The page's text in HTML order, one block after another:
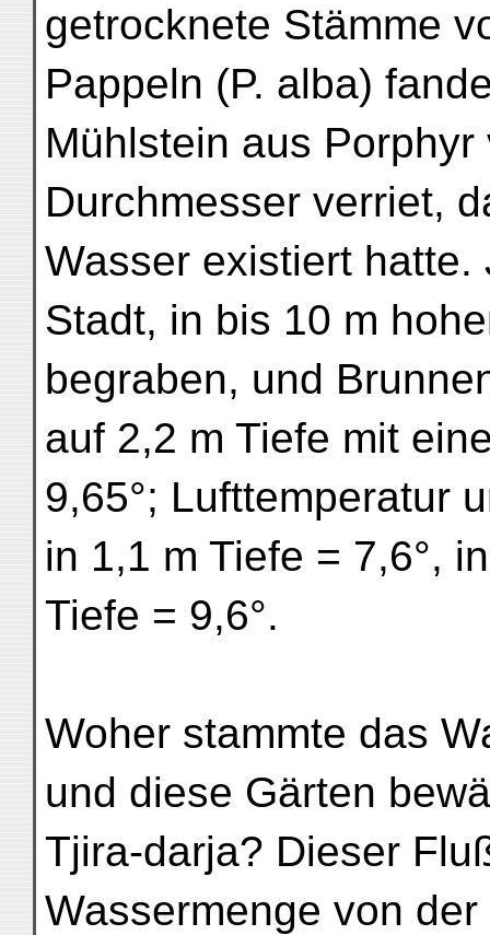
getrocknete Stämme
Pappeln (P. alba)
Mühlstein aus
Durchmesser verriet,
Wasser existiert
Stadt, in bis 10 m
begraben, und
auf 2,2 m Tiefe mit
9,65°; Lufttemperatur
in 1,1 m Tiefe = 7,6°,
Tiefe = 9,6°.
Woher stammte das
und diese Gärten
Tjira-darja? Dieser
Wassermenge von